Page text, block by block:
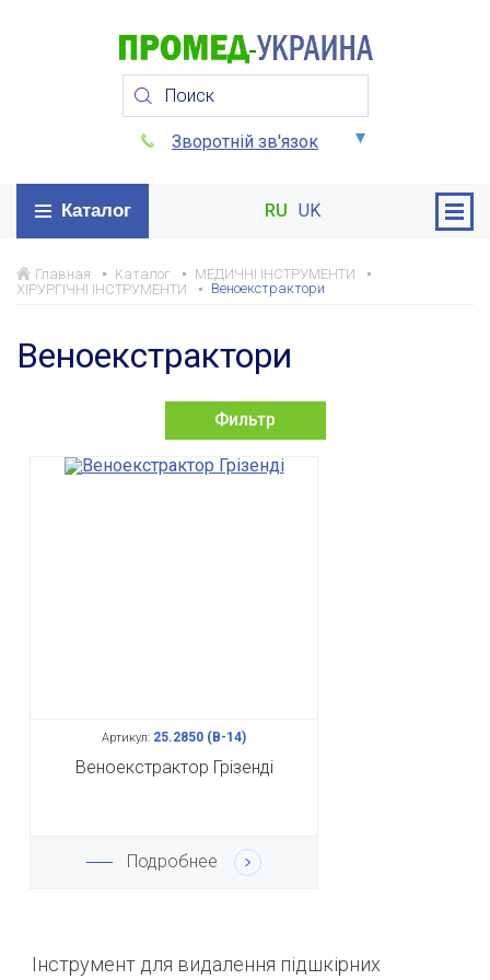
Зворотній зв'язок
Каталог RU UK
Главная Каталог
МЕДИЧНІ ІНСТРУМЕНТИ
ХІРУРГІЧНІ ІНСТРУМЕНТИ
Веноекстрактори
Веноекстрактори
Фильтр
Артикул: 25.2850 (В-14)
Веноекстрактор Грізенді
Подробнее
Інструмент для видалення підшкірних